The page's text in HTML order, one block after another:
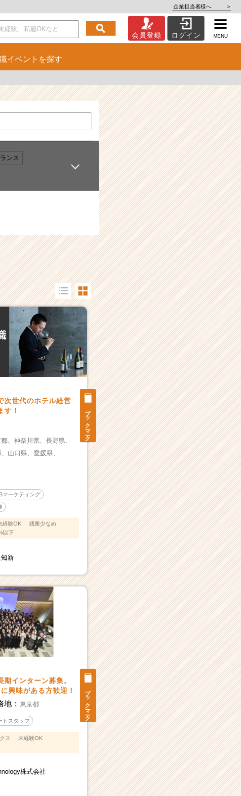
企業担当者様へ >
会員登録 ログイン MENU
イベント を探す
ンス
ブックマーク
次世代のホテル経営
す！
、 神奈川県、 長野県、
山口県、 愛媛県、
マーケティング
経験OK
残業少なめ
以下
新
ブックマーク
インターン募集。
興味がある方歓迎！
地：東京都
トスタッフ
ス
未経験OK
株式会社